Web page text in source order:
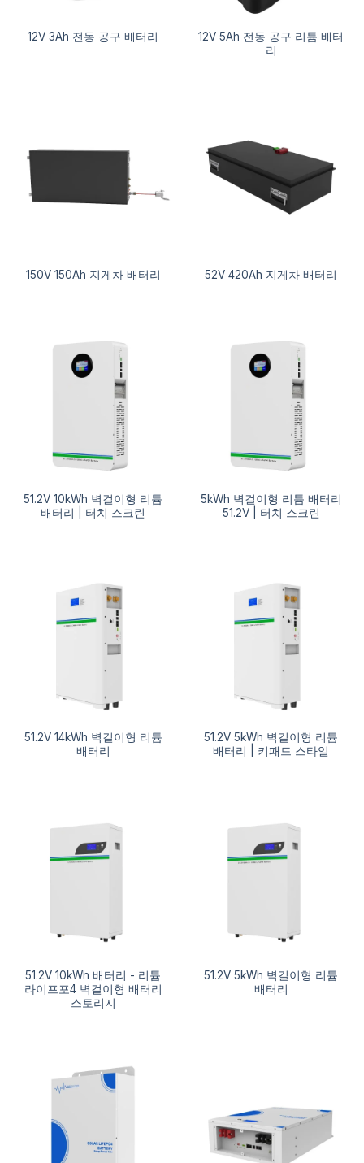
12V 3Ah 전동 공구 배터리
12V 5Ah 전동 공구 리튬 배터
리
150V 150Ah 지게차 배터리 52V 420Ah 지게차 배터리
51.2V 10kWh 벽걸이형 리튬
배터리 | 터치 스크린
5kWh 벽걸이형 리튬 배터리
51.2V | 터치 스크린
51.2V 14kWh 벽걸이형 리튬
배터리
51.2V 5kWh 벽걸이형 리튬
배터리 | 키패드 스타일
51.2V 10kWh 배터리 - 리튬
라이프포4 벽걸이형 배터리
스토리지
51.2V 5kWh 벽걸이형 리튬
배터리